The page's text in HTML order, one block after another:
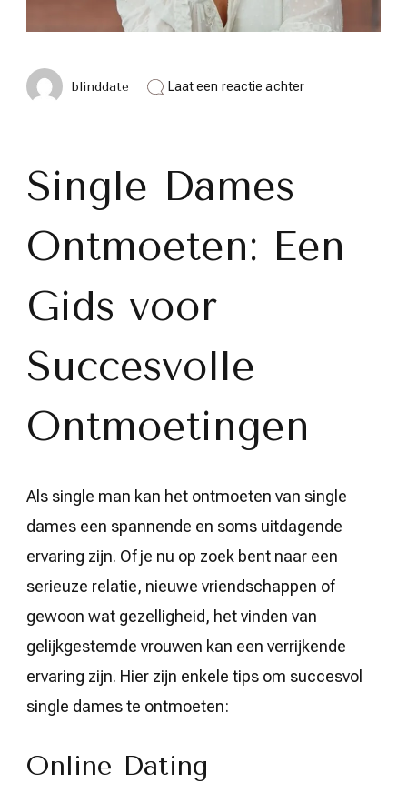
blinddate Laat een reactie achterop
Single
Mannen
Single Dames
Ontmoeten: Een
Gids voor
Succesvolle
Ontmoetingen
Als single man kan het ontmoeten van single
dames een spannende en soms uitdagende
ervaring zijn. Of je nu op zoek bent naar een
serieuze relatie, nieuwe vriendschappen of
gewoon wat gezelligheid, het vinden van
gelijkgestemde vrouwen kan een verrijkende
ervaring zijn. Hier zijn enkele tips om succesvol
single dames te ontmoeten:
Online Dating